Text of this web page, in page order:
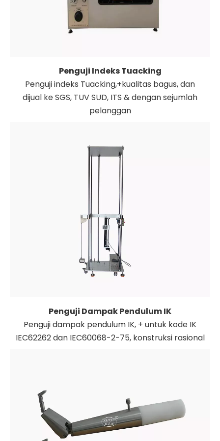
Penguji Indeks Tuacking
Penguji indeks Tuacking,+kualitas bagus, dan
dijual ke SGS, TUV SUD, ITS & dengan sejumlah
pelanggan
Penguji Dampak Pendulum IK
Penguji dampak pendulum IK, + untuk kode IK
IEC62262 dan IEC60068-2-75, konstruksi rasional